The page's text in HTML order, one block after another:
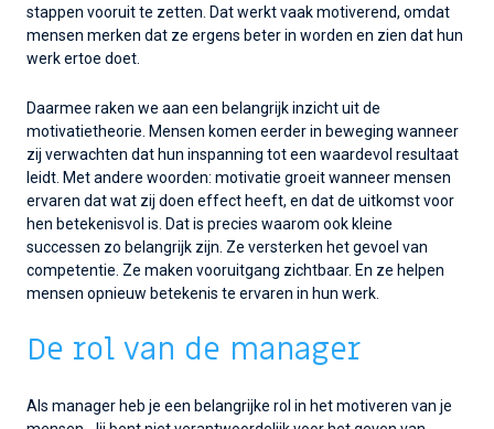
stappen vooruit te zetten. Dat werkt vaak motiverend, omdat
mensen merken dat ze ergens beter in worden en zien dat hun
werk ertoe doet.
Daarmee raken we aan een belangrijk inzicht uit de
motivatietheorie. Mensen komen eerder in beweging wanneer
zij verwachten dat hun inspanning tot een waardevol resultaat
leidt. Met andere woorden: motivatie groeit wanneer mensen
ervaren dat wat zij doen effect heeft, en dat de uitkomst voor
hen betekenisvol is. Dat is precies waarom ook kleine
successen zo belangrijk zijn. Ze versterken het gevoel van
competentie. Ze maken vooruitgang zichtbaar. En ze helpen
mensen opnieuw betekenis te ervaren in hun werk.
De rol van de manager
Als manager heb je een belangrijke rol in het motiveren van je